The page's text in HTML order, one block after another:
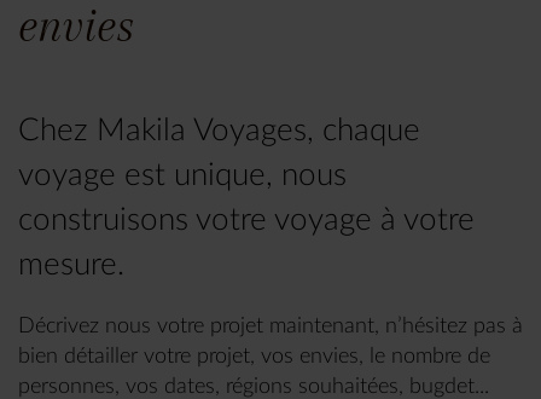
envies
Chez Makila Voyages, chaque
voyage est unique, nous
construisons votre voyage à votre
mesure.
Décrivez nous votre projet maintenant, n’hésitez pas à
bien détailler votre projet, vos envies, le nombre de
personnes, vos dates, régions souhaitées, bugdet...